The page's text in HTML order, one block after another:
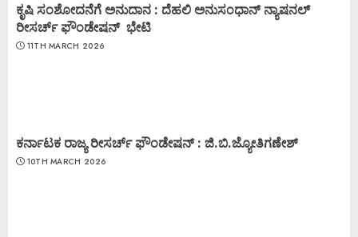
ಕೃಷಿ ಸಂಶೋದನೆಗೆ ಅನುದಾನ : ದೆಹಲಿ ಅನುಸಂಧಾನ್ ನ್ಯಾಷನಲ್
ರೀಸರ್ಚ್ ಫೌಂಡೇಷನ್ ಭೇಟಿ
11TH MARCH 2026
ಕರ್ನಾಟಕ ರಾಜ್ಯ ರೀಸರ್ಚ್ ಫೌಂಡೇಷನ್ : ಜಿ.ಬಿ.ಜ್ಯೋತಿಗಣೇಶ್
10TH MARCH 2026